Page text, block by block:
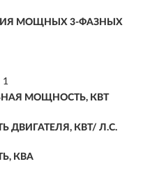
МОЩНЫХ 3-ФАЗНЫХ
1
МОЩНОСТЬ, КВТ
КВТ/ Л.С.
КВА